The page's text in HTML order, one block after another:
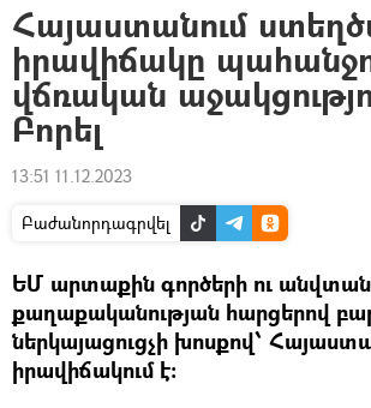
Հայաստանում
իրավիճակը
վճռական
Բորել
13:51 11.12.2023
Բաժանորդագրվել
ԵՄ արտաքին գործերի ու
քաղաքականության հարցերով
ներկայացուցչի խոսքով՝
իրավիճակում է։